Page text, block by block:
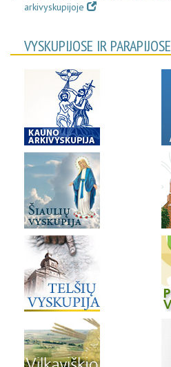
arkivyskupijoje
VYSKUPIJOSE IR PARAPIJOSE